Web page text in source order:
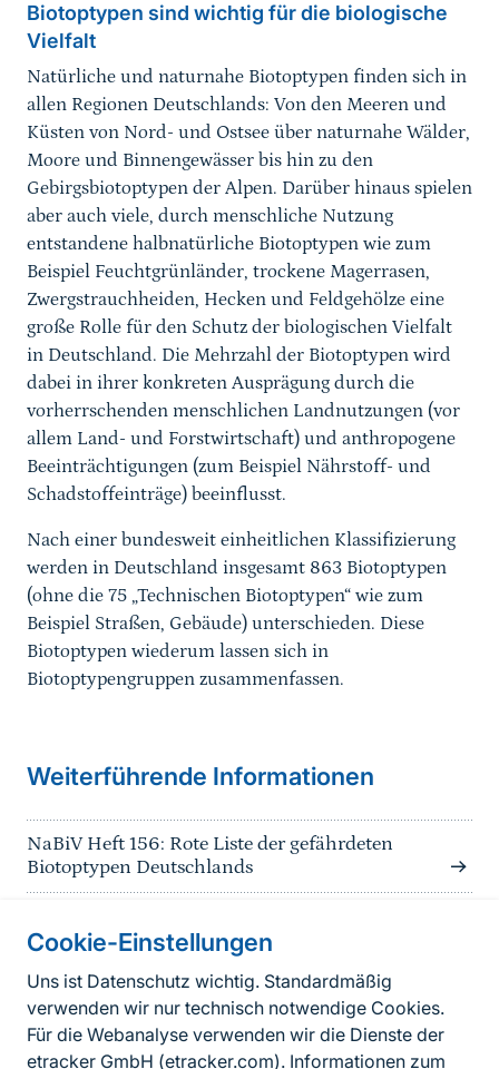
Cookie-Einstellungen
Uns ist Datenschutz wichtig. Standardmäßig
verwenden wir nur technisch notwendige Cookies.
Für die Webanalyse verwenden wir die Dienste der
etracker GmbH (etracker.com). Informationen zum
Biotoptypen sind wichtig für die biologische
Vielfalt
Natürliche und naturnahe Biotoptypen finden sich in
allen Regionen Deutschlands: Von den Meeren und
Küsten von Nord- und Ostsee über naturnahe Wälder,
Moore und Binnengewässer bis hin zu den
Gebirgsbiotoptypen der Alpen. Darüber hinaus spielen
aber auch viele, durch menschliche Nutzung
entstandene halbnatürliche Biotoptypen wie zum
Beispiel Feuchtgrünländer, trockene Magerrasen,
Zwergstrauchheiden, Hecken und Feldgehölze eine
große Rolle für den Schutz der biologischen Vielfalt
in Deutschland. Die Mehrzahl der Biotoptypen wird
dabei in ihrer konkreten Ausprägung durch die
vorherrschenden menschlichen Landnutzungen (vor
allem Land- und Forstwirtschaft) und anthropogene
Beeinträchtigungen (zum Beispiel Nährstoff- und
Schadstoffeinträge) beeinflusst.
Nach einer bundesweit einheitlichen Klassifizierung
werden in Deutschland insgesamt 863 Biotoptypen
(ohne die 75 „Technischen Biotoptypen“ wie zum
Beispiel Straßen, Gebäude) unterschieden. Diese
Biotoptypen wiederum lassen sich in
Biotoptypengruppen zusammenfassen.
Weiterführende Informationen
NaBiV Heft 156: Rote Liste der gefährdeten
Biotoptypen Deutschlands
Informationen zur Seite
FußzeileKontakt zum BfN
Kontaktformular